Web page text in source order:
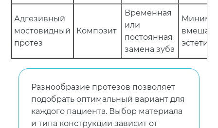
Адгезивный
мостовидный
протез
Композит
Временная
или
постоянная
замена зуба
эстетика
Разнообразие протезов позволяет
подобрать оптимальный вариант для
каждого пациента. Выбор материала
и типа конструкции зависит от